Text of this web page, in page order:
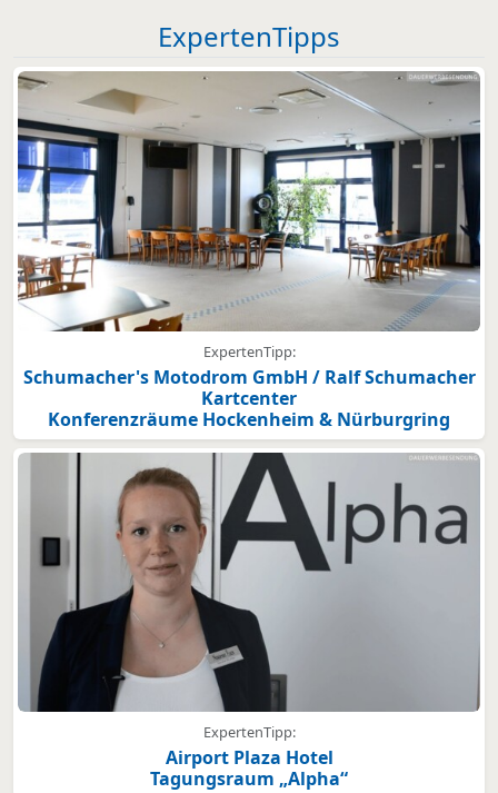
ExpertenTipps
ExpertenTipp:
Schumacher's Motodrom GmbH / Ralf Schumacher
Kartcenter
Konferenzräume Hockenheim & Nürburgring
ExpertenTipp:
Airport Plaza Hotel
Tagungsraum „Alpha“